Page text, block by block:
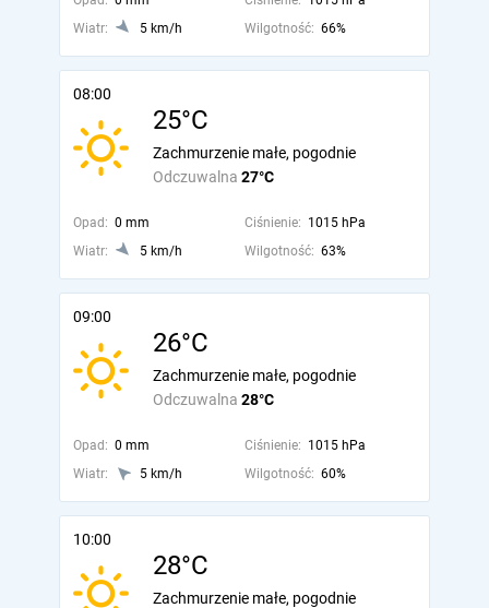
Wiatr:
5 km/h Wilgotność: 66%
08:00
25°C
Odczuwalna 27°C
Zachmurzenie małe, pogodnie
Opad: 0 mm Ciśnienie: 1015 hPa
Wiatr:
5 km/h Wilgotność: 63%
09:00
26°C
Odczuwalna 28°C
Zachmurzenie małe, pogodnie
Opad: 0 mm Ciśnienie: 1015 hPa
Wiatr:
5 km/h Wilgotność: 60%
10:00
28°C
Zachmurzenie małe, pogodnie